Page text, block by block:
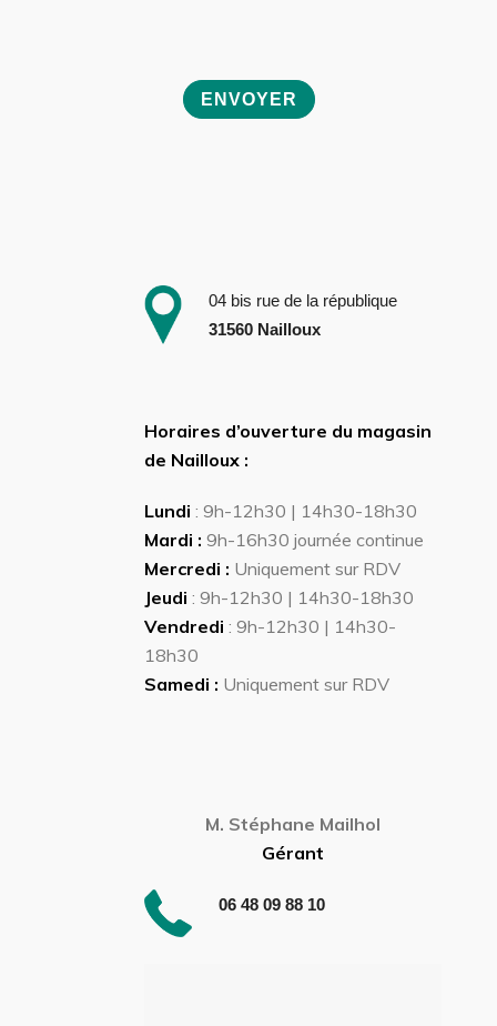
04 bis rue de la république
31560 Nailloux
Horaires d’ouverture du magasin
de Nailloux :
Lundi : 9h-12h30 | 14h30-18h30
Mardi : 9h-16h30 journée continue
Mercredi : Uniquement sur RDV
Jeudi : 9h-12h30 | 14h30-18h30
Vendredi : 9h-12h30 | 14h30-
18h30
Samedi : Uniquement sur RDV
M. Stéphane Mailhol
Gérant
06 48 09 88 10